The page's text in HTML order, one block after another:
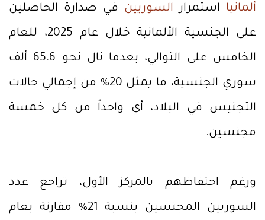
ألمانيا استمرار السوريين في صدارة الحاصلين
على الجنسية الألمانية خلال عام 2025، للعام
الخامس على التوالي، بعدما نال نحو 65.6 ألف
سوري الجنسية، ما يمثل 20% من إجمالي حالات
التجنيس في البلاد، أي واحداً من كل خمسة
مجنسين.
ورغم احتفاظهم بالمركز الأول، تراجع عدد
السوريين المجنسين بنسبة 21% مقارنة بعام